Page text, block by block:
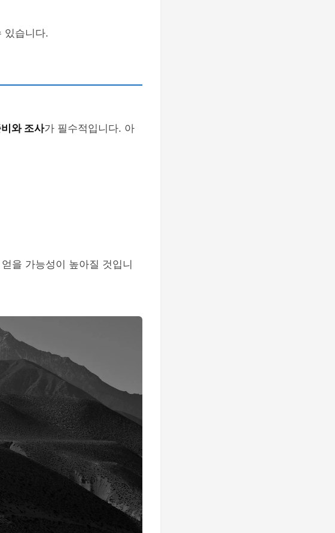
있습니다.
와 조사가 필수적입니다. 아
을 가능성이 높아질 것입니